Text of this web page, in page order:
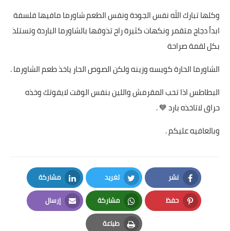
وكلها تبارك الله نفس الجودة ونفس الطعم شاورما مافيها فلسفة
ابداً دجاج متقمر ونكهات كثيرة راح تذوقها بالشاورما الباردة وتستلذ
بكل لقمة صراحة
الشاورما الحارة كويسه وزينه ولكن الصوص الحار ياخذ طعم الشاورما .
البطاطس اذا تحب المقرمش واللين بنفس الوقت لايفوتك وخذه
حراق لاتاخذه بارد 💙 .
وبالعافيه عليكم .
نشر
Facebook
تغريد
Twitter
مشاركة
LinkedIn
حفظ
Pinterest
مشاركة
Whatsapp
إرسال
Email
طباعة